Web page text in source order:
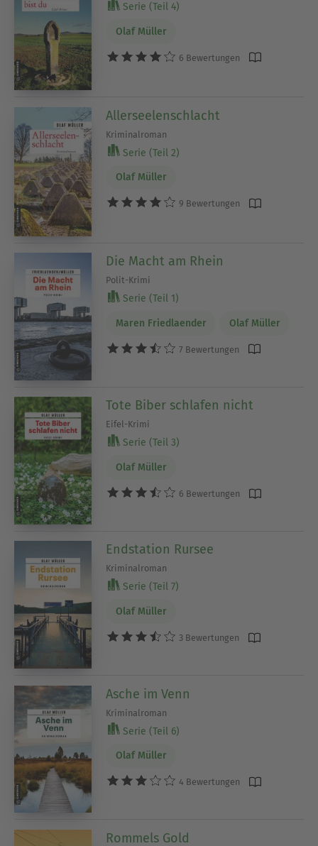
Serie (Teil 4)
Olaf Müller
6 Bewertungen
Allerseelenschlacht
Kriminalroman
Serie (Teil 2)
Olaf Müller
9 Bewertungen
Die Macht am Rhein
Polit-Krimi
Serie (Teil 1)
Maren Friedlaender Olaf Müller
7 Bewertungen
Tote Biber schlafen nicht
Eifel-Krimi
Serie (Teil 3)
Olaf Müller
6 Bewertungen
Endstation Rursee
Kriminalroman
Serie (Teil 7)
Olaf Müller
3 Bewertungen
Asche im Venn
Kriminalroman
Serie (Teil 6)
Olaf Müller
4 Bewertungen
Rommels Gold